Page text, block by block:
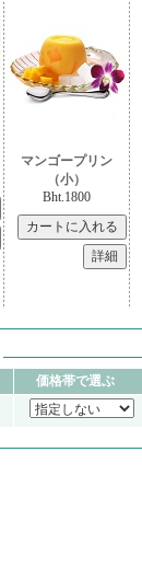
マンゴープリン
（小）
Bht.1800
価格帯で選ぶ